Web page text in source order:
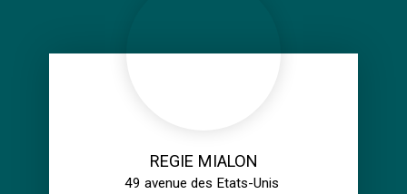
REGIE MIALON
49 avenue des Etats-Unis